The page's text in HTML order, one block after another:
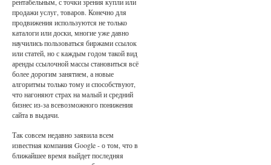
рентабельным, с точки зрения купли или
продажи услуг, товаров. Конечно для
продвижения используются не только
каталоги или доски, многие уже давно
научились пользоваться биржами ссылок
или статей, но с каждым годом такой вид
аренды ссылочной массы становиться всё
более дорогим занятием, а новые
алгоритмы только тому и способствуют,
что нагоняют страх на малый и средний
бизнес из-за всевозможного понижения
сайта в выдачи.
Так совсем недавно заявила всем
известная компания Google - о том, что в
ближайшее время выйдет последняя